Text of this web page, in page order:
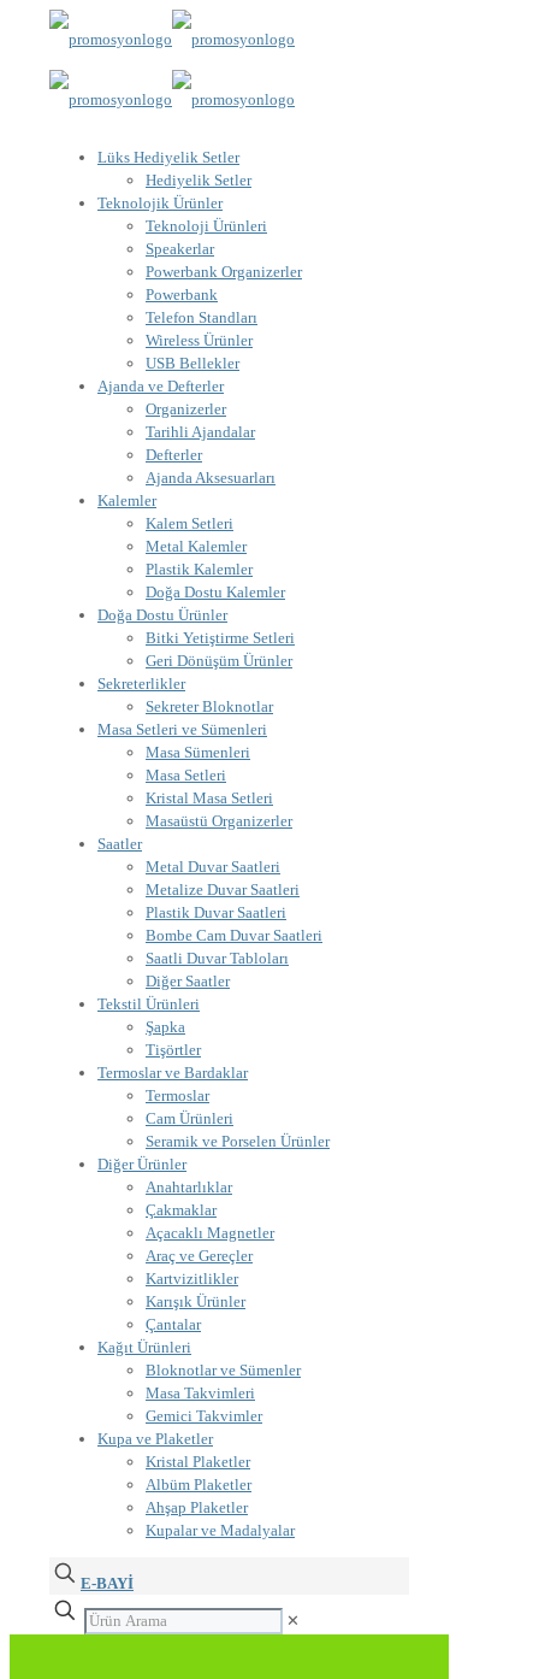
Lüks Hediyelik Setler
Hediyelik Setler
Teknolojik Ürünler
Teknoloji Ürünleri
Speakerlar
Powerbank Organizerler
Powerbank
Telefon Standları
Wireless Ürünler
USB Bellekler
Ajanda ve Defterler
Organizerler
Tarihli Ajandalar
Defterler
Ajanda Aksesuarları
Kalemler
Kalem Setleri
Metal Kalemler
Plastik Kalemler
Doğa Dostu Kalemler
Doğa Dostu Ürünler
Bitki Yetiştirme Setleri
Geri Dönüşüm Ürünler
Sekreterlikler
Sekreter Bloknotlar
Masa Setleri ve Sümenleri
Masa Sümenleri
Masa Setleri
Kristal Masa Setleri
Masaüstü Organizerler
Saatler
Metal Duvar Saatleri
Metalize Duvar Saatleri
Plastik Duvar Saatleri
Bombe Cam Duvar Saatleri
Saatli Duvar Tabloları
Diğer Saatler
Tekstil Ürünleri
Şapka
Tişörtler
Termoslar ve Bardaklar
Termoslar
Cam Ürünleri
Seramik ve Porselen Ürünler
Diğer Ürünler
Anahtarlıklar
Çakmaklar
Açacaklı Magnetler
Araç ve Gereçler
Kartvizitlikler
Karışık Ürünler
Çantalar
Kağıt Ürünleri
Bloknotlar ve Sümenler
Masa Takvimleri
Gemici Takvimler
Kupa ve Plaketler
Kristal Plaketler
Albüm Plaketler
Ahşap Plaketler
Kupalar ve Madalyalar
E-BAYİ
✕